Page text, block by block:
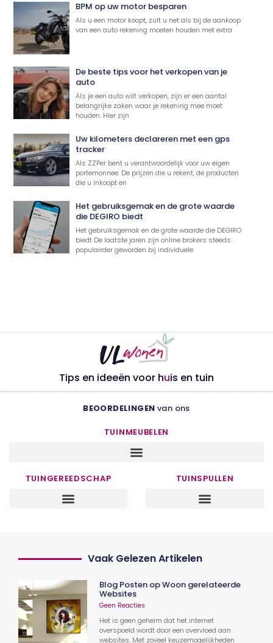
BPM op uw motor besparen
Als u een motor koopt, zult u net als bij de aankoop
van een auto rekening moeten houden met extra
De beste tips voor het verkopen van je
auto
Als je een auto wilt verkopen, zijn er een aantal
belangrijke zaken waar je rekening mee moet
houden. Hier zijn
Uw kilometers declareren met een gps
tracker
Als ZZPer bent u verantwoordelijk voor uw eigen
portemonnee. De prijzen die u rekent, de producten
die u inkoopt en
Het gebruiksgemak en de grote waarde
die DEGIRO biedt
Het gebruiksgemak en de grote waarde die DEGIRO
biedt De laatste jaren zijn online brokers steeds
populairder geworden bij individuele
Tips en ideeën voor huis en tuin
BEOORDELINGEN van ons
TUINMEUBELEN
TUINGEREEDSCHAP TUINSPULLEN
Vaak Gelezen Artikelen
Blog Posten op Woon gerelateerde
Websites
Geen Reacties
Het is geen geheim dat het internet
overspoeld wordt door een overvloed aan
websites. Met zoveel keuzemogelijkheden